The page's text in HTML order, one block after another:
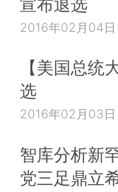
宣布退选
2016年02月04日
【美国总
选
2016年02月03日
智库分析新
党三足鼎立